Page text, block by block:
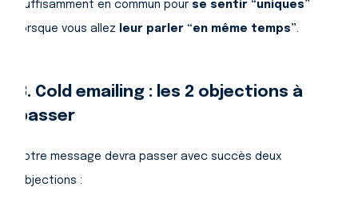
suffisamment en commun pour se sentir “uniques”
lorsque vous allez leur parler “en même temps”
3. Cold emailing : les 2 objections à
passer
Votre message devra passer avec succès deux
objections :